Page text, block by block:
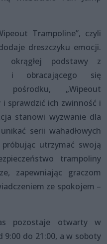
Trampoline”, czyli
dreszczyku emocji.
podstawy z
i obracającego się
pośrodku, „Wipeout
i sprawdzić ich zwinność i
stanowi wyzwanie dla
serii wahadłowych
utrzymać swoją
trampoliny
zapewniając graczom
ze spokojem –
pozostaje otwarty w
do 21:00, a w soboty